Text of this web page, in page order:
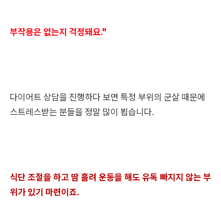
부작용은 없는지 걱정돼요."
다이어트 상담을 진행하다 보면 특정 부위의 군살 때문에
스트레스받는 분들을 정말 많이 뵙습니다.
식단 조절을 하고 땀 흘려 운동을 해도 유독 빠지지 않는 부
위가 있기 마련이죠.